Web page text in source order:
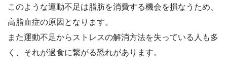
このような運動不足は脂肪を消費する機会を損なうため、
高脂血症の原因となります。
また運動不足からストレスの解消方法を失っている人も多
く、それが過食に繋がる恐れがあります。